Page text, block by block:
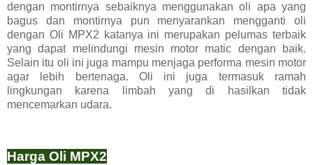
dengan montirnya sebaiknya menggunakan oli apa yang
bagus dan montirnya pun menyarankan mengganti oli
dengan Oli MPX2 katanya ini merupakan pelumas terbaik
yang dapat melindungi mesin motor matic dengan baik.
Selain itu oli ini juga mampu menjaga performa mesin motor
agar lebih bertenaga. Oli ini juga termasuk ramah
lingkungan karena limbah yang di hasilkan tidak
mencemarkan udara.
Harga Oli MPX2